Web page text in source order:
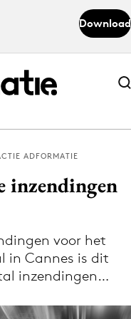
Download
Abonneer nu
Abonneer nu
de Adformatie
ADFORMATIE
inzendingen
voor het
in Cannes is dit
inzendingen…